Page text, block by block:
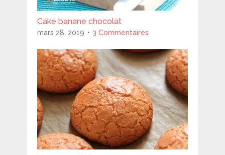
Cake banane chocolat
mars 28, 2019 3 Commentaires